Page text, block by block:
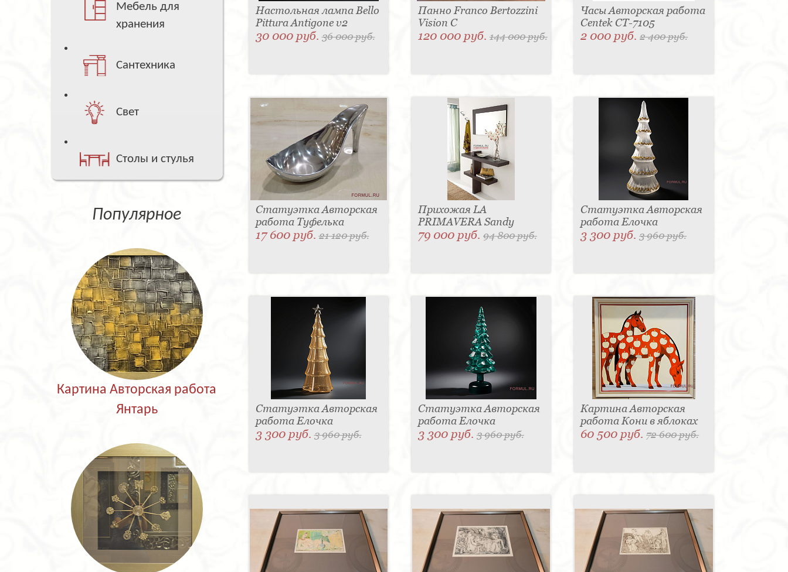
Мебель для
хранения
Сантехника
Свет
Столы и стулья
Популярное
Картина Авторская работа
Янтарь
Настольная лампа Bello
Pittura Antigone v2
30 000 руб.36 000 руб.
Панно Franco Bertozzini
Vision С
120 000 руб. 144 000 руб.
Часы Авторская работа
Centek CT-7105
2 000 руб.2 400 руб.
Статуэтка Авторская
работа Туфелька
17 600 руб.21 120 руб.
Прихожая LA
PRIMAVERA Sandy
79 000 руб. 94 800 руб.
Статуэтка Авторская
работа Елочка
3 300 руб.3 960 руб.
Статуэтка Авторская
работа Елочка
3 300 руб.3 960 руб.
Статуэтка Авторская
работа Елочка
3 300 руб. 3 960 руб.
Картина Авторская
работа Кони в яблоках
60 500 руб.72 600 руб.